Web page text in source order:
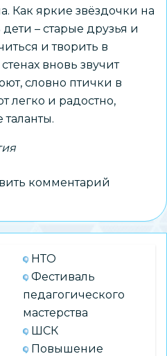
Как яркие звёздочки на
– старые друзья и
и творить в
вновь звучит
словно птички в
легко и радостно,
комментарий
НТО
Фестиваль
педагогического
мастерства
ШСК
Повышение